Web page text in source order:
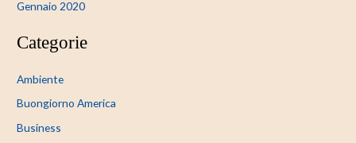
Gennaio 2020
Categorie
Ambiente
Buongiorno America
Business